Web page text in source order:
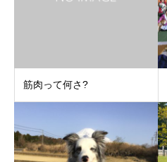
筋肉って何さ?